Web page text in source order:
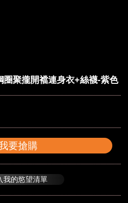
圈聚攏開襠連身衣+絲襪-紫色
要搶購
我的慾望清單